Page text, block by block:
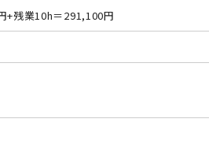
+残業10h＝291,100円